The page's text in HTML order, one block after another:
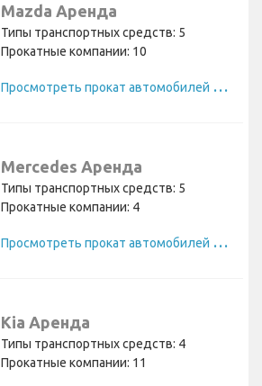
Mazda Аренда
Типы транспортных средств: 5
Прокатные компании: 10
П
росмотреть прокат автомобилей Mazda
Mercedes Аренда
Типы транспортных средств: 5
Прокатные компании: 4
П
росмотреть прокат автомобилей Mercedes
Kia Аренда
Типы транспортных средств: 4
Прокатные компании: 11